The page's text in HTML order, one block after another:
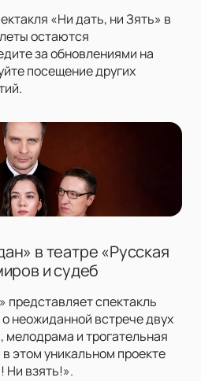
«Ни дать, ни Зять» в
остаются
за обновлениями на
посещение других
в театре «Русская
и судеб
представляет спектакль
неожиданной встрече двух
и трогательная
этом уникальном проекте
Ни взять!».